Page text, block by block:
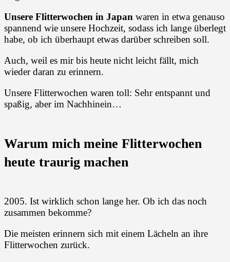
Unsere Flitterwochen in Japan waren in etwa genauso
spannend wie unsere Hochzeit, sodass ich lange überlegt
habe, ob ich überhaupt etwas darüber schreiben soll.
Auch, weil es mir bis heute nicht leicht fällt, mich
wieder daran zu erinnern.
Unsere Flitterwochen waren toll: Sehr entspannt und
spaßig, aber im Nachhinein…
Warum mich meine Flitterwochen
heute traurig machen
2005. Ist wirklich schon lange her. Ob ich das noch
zusammen bekomme?
Die meisten erinnern sich mit einem Lächeln an ihre
Flitterwochen zurück.